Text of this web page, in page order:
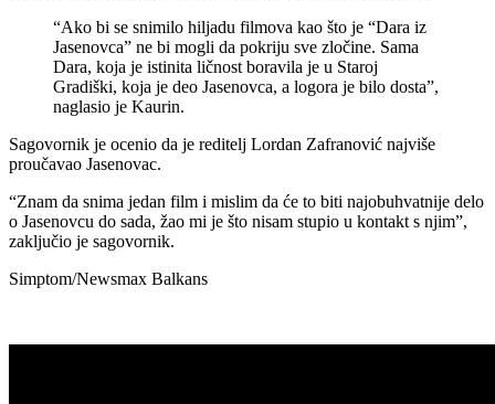
“Ako bi se snimilo hiljadu filmova kao što je “Dara iz
Jasenovca” ne bi mogli da pokriju sve zločine. Sama
Dara, koja je istinita ličnost boravila je u Staroj
Gradiški, koja je deo Jasenovca, a logora je bilo dosta”,
naglasio je Kaurin.
Sagovornik je ocenio da je reditelj Lordan Zafranović najviše
proučavao Jasenovac.
“Znam da snima jedan film i mislim da će to biti najobuhvatnije delo
o Jasenovcu do sada, žao mi je što nisam stupio u kontakt s njim”,
zaključio je sagovornik.
Simptom/Newsmax Balkans